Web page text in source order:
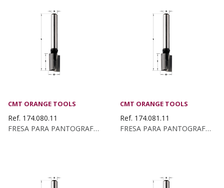
CMT ORANGE TOOLS
Ref. 174.080.11
FRESA PARA PANTOGRAFO Z2+1 HWM D:8X20 S:8 DX
CMT ORANGE TOOLS
Ref. 174.081.11
FRESA PARA PANTOGRAFO Z2+1 S:8X37 D:8X30X70 DX